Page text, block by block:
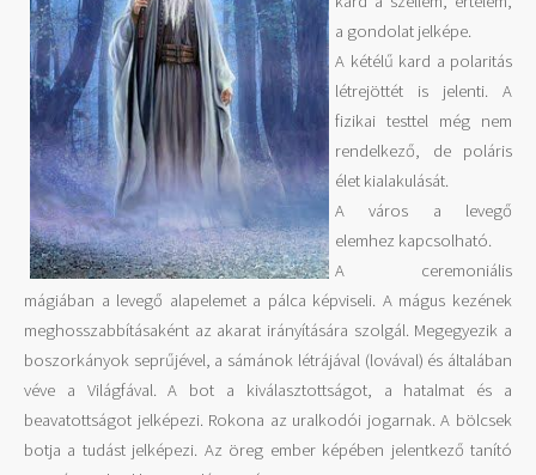
a gondolat jelképe.
A kétélű kard a polaritás
létrejöttét is jelenti. A
fizikai testtel még nem
rendelkező, de poláris
élet kialakulását.
A város a levegő
elemhez kapcsolható.
A ceremoniális
mágiában a levegő alapelemet a pálca képviseli. A mágus kezének
meghosszabbításaként az akarat irányítására szolgál. Megegyezik a
boszorkányok seprűjével, a sámánok létrájával (lovával) és általában
véve a Világfával. A bot a kiválasztottságot, a hatalmat és a
beavatottságot jelképezi. Rokona az uralkodói jogarnak. A bölcsek
botja a tudást jelképezi. Az öreg ember képében jelentkező tanító